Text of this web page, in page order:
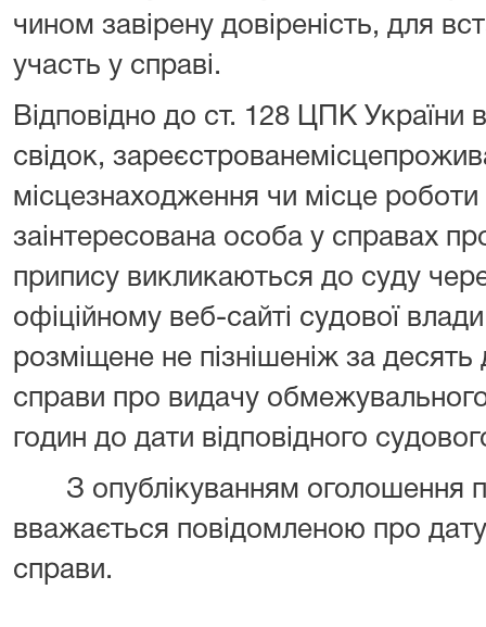
чином завірену довіреність, для
участь у справі.
Відповідно до ст. 128 ЦПК України
свідок,
місцезнаходження чи місце
заінтересована особа у справах
припису викликаються до суду
офіційному веб-сайті судової
розміщене не пізнішеніж за десять
справи про видачу
годин до дати відповідного
З опублікуванням оголошення
вважається повідомленою про
справи.